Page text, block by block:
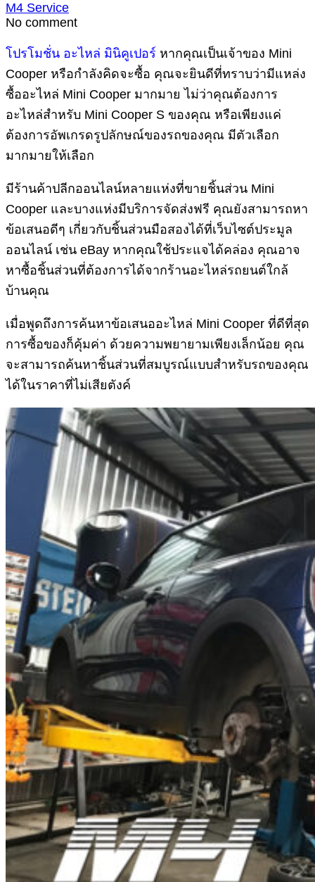
M4 Service
No comment
โปรโมชั่น อะไหล่ มินิคูเปอร์ หากคุณเป็นเจ้าของ Mini
Cooper หรือกำลังคิดจะซื้อ คุณจะยินดีที่ทราบว่ามีแหล่ง
ซื้ออะไหล่ Mini Cooper มากมาย ไม่ว่าคุณต้องการ
อะไหล่สำหรับ Mini Cooper S ของคุณ หรือเพียงแค่
ต้องการอัพเกรดรูปลักษณ์ของรถของคุณ มีตัวเลือก
มากมายให้เลือก
มีร้านค้าปลีกออนไลน์หลายแห่งที่ขายชิ้นส่วน Mini
Cooper และบางแห่งมีบริการจัดส่งฟรี คุณยังสามารถหา
ข้อเสนอดีๆ เกี่ยวกับชิ้นส่วนมือสองได้ที่เว็บไซต์ประมูล
ออนไลน์ เช่น eBay หากคุณใช้ประแจได้คล่อง คุณอาจ
หาซื้อชิ้นส่วนที่ต้องการได้จากร้านอะไหล่รถยนต์ใกล้
บ้านคุณ
เมื่อพูดถึงการค้นหาข้อเสนออะไหล่ Mini Cooper ที่ดีที่สุด
การซื้อของก็คุ้มค่า ด้วยความพยายามเพียงเล็กน้อย คุณ
จะสามารถค้นหาชิ้นส่วนที่สมบูรณ์แบบสำหรับรถของคุณ
ได้ในราคาที่ไม่เสียตังค์